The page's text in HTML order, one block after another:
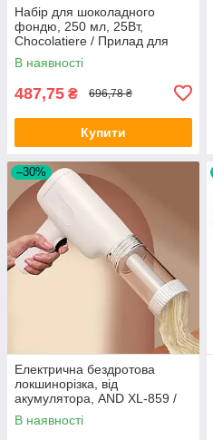
Набір для шоколадного
фондю, 250 мл, 25Вт,
Chocolatiere / Прилад для
приготування фондю /
Фондюшниця
В наявності
487,75 ₴ 696,78 ₴
Купити
–30%
Електрична бездротова
локшинорізка, від
акумулятора, AND XL-859 /
Апарат для виробництва
локшини
В наявності